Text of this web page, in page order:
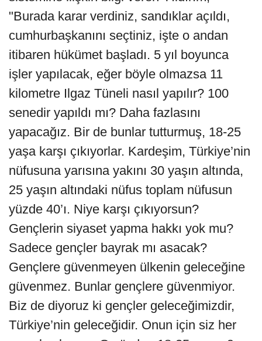
"Burada karar verdiniz, sandıklar açıldı,
cumhurbaşkanını seçtiniz, işte o andan
itibaren hükümet başladı. 5 yıl boyunca
işler yapılacak, eğer böyle olmazsa 11
kilometre Ilgaz Tüneli nasıl yapılır? 100
senedir yapıldı mı? Daha fazlasını
yapacağız. Bir de bunlar tutturmuş, 18-25
yaşa karşı çıkıyorlar. Kardeşim, Türkiye’nin
nüfusuna yarısına yakını 30 yaşın altında,
25 yaşın altındaki nüfus toplam nüfusun
yüzde 40’ı. Niye karşı çıkıyorsun?
Gençlerin siyaset yapma hakkı yok mu?
Sadece gençler bayrak mı asacak?
Gençlere güvenmeyen ülkenin geleceğine
güvenmez. Bunlar gençlere güvenmiyor.
Biz de diyoruz ki gençler geleceğimizdir,
Türkiye’nin geleceğidir. Onun için siz her